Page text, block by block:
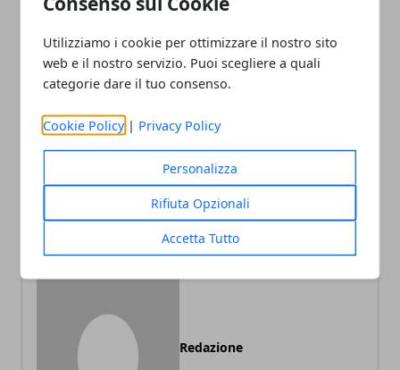
Utilizziamo i cookie per ottimizzare il nostro sito
web e il nostro servizio. Puoi scegliere a quali
categorie dare il tuo consenso.
Cookie Policy | Privacy Policy
Personalizza
Rifiuta Opzionali
Accetta Tutto
FacebookTwitterWhatsapp
Articolo Precedente
Consigli per apprendere
l’inglese velocemente
Articolo Successivo
Localizzazione videogiochi,
di cosa si tratta e come
Redazione